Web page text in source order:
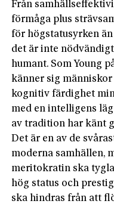
Från
förmåga plus
för högstatusyrken
det är inte
humant. Som Young
känner sig
kognitiv färdighet
med en intelligens
av tradition har känt
Det är en av de
moderna samhällen,
meritokratin ska
hög status och
ska hindras från att